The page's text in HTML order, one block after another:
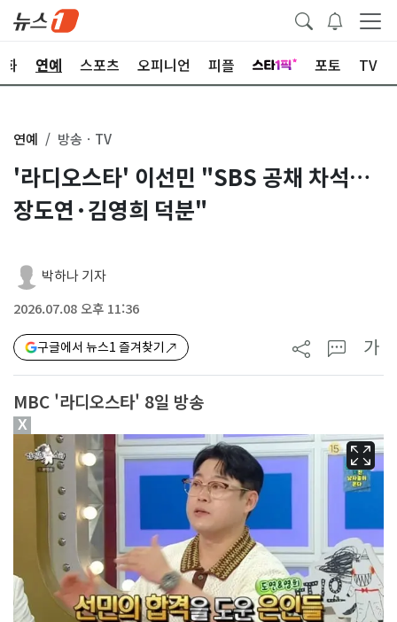
화 연예 스포츠 오피니언 피플 포토 TV
연예 방송ㆍTV
'라디오스타' 이선민 "SBS 공채 차석…
장도연·김영희 덕분"
박하나 기자
2026.07.08 오후 11:36
구글에서 뉴스1 즐겨찾기 가
MBC '라디오스타' 8일 방송
X